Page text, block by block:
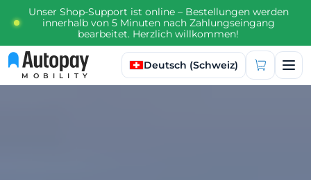
Unser Shop-Support ist online – Bestellungen werden
innerhalb von 5 Minuten nach Zahlungseingang
bearbeitet. Herzlich willkommen!
MOBILITY
Sprache auswählen
Deutsch (Schweiz)